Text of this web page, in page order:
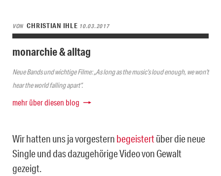
VON CHRISTIAN IHLE 10.03.2017
monarchie & alltag
Neue Bands und wichtige Filme: „As long as the music’s loud enough, we won’t
hear the world falling apart“.
mehr über diesen blog
Wir hatten uns ja vorgestern begeistertüber die neue
Single und das dazugehörige Video von Gewalt
gezeigt.